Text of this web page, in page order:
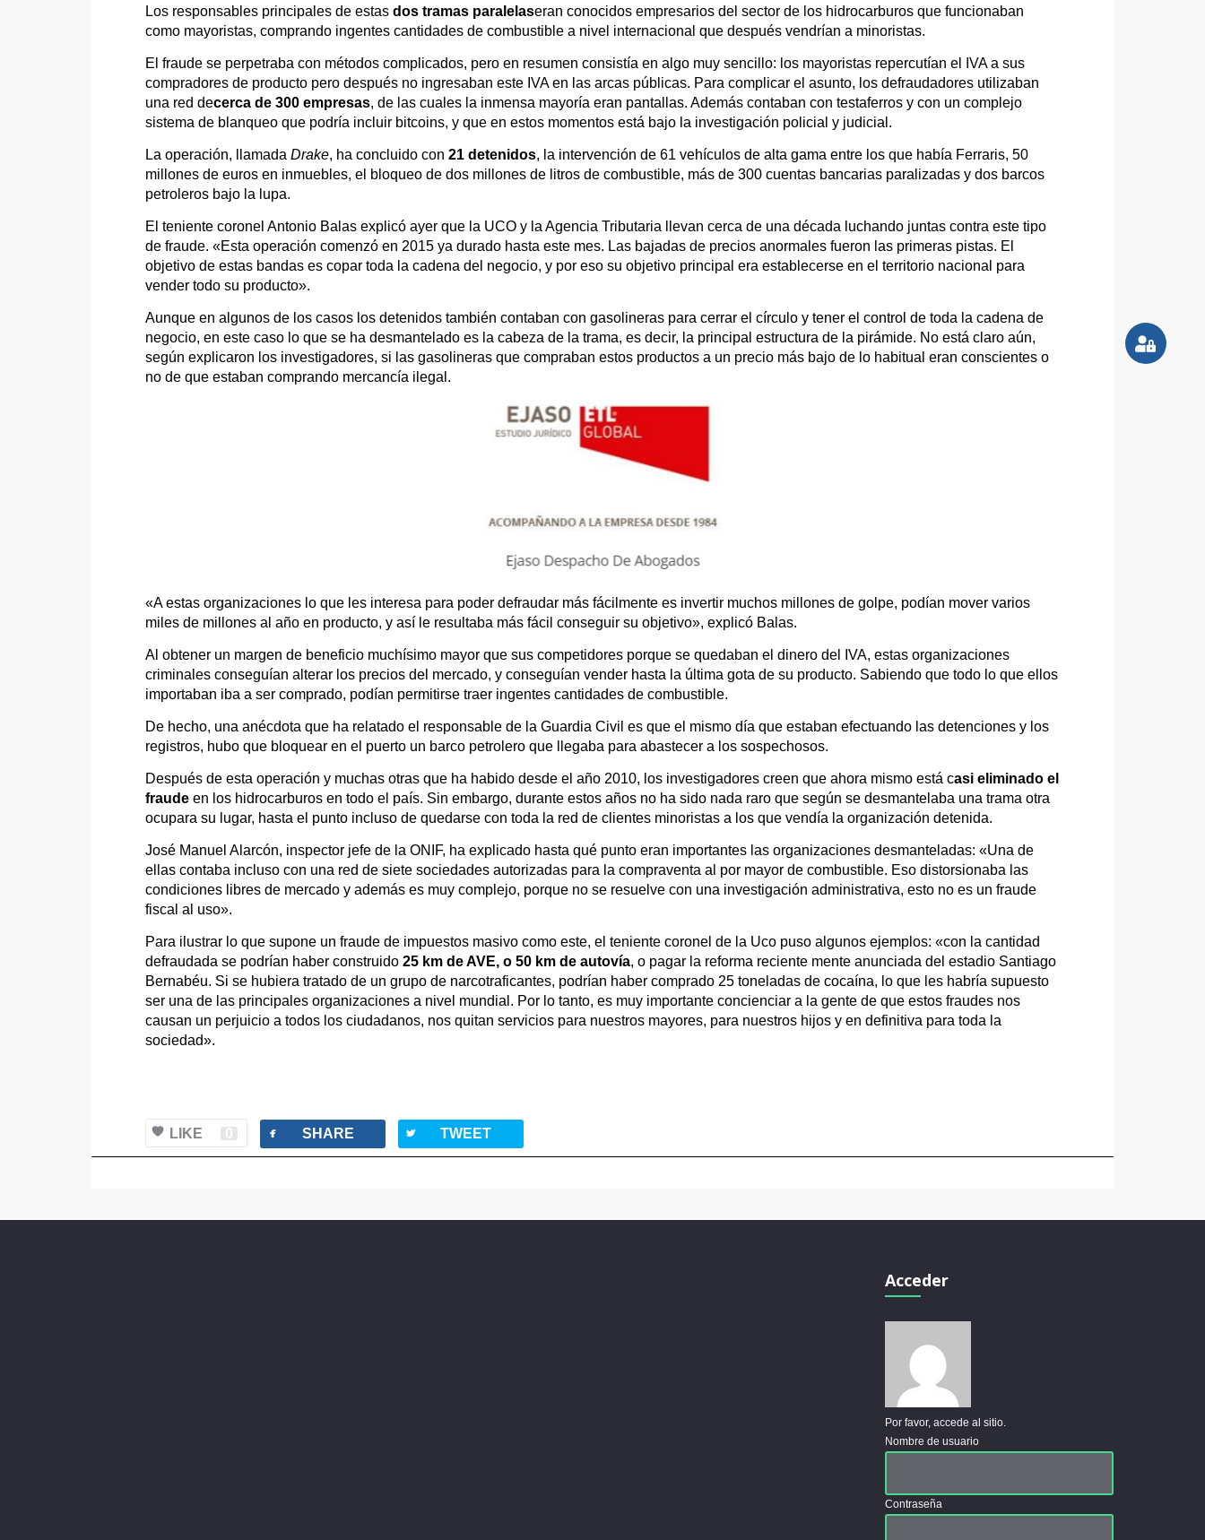
Los responsables principales de estas dos tramas paralelaseran conocidos empresarios del sector de los hidrocarburos que funcionaban
como mayoristas, comprando ingentes cantidades de combustible a nivel internacional que después vendrían a minoristas.
El fraude se perpetraba con métodos complicados, pero en resumen consistía en algo muy sencillo: los mayoristas repercutían el IVA a sus
compradores de producto pero después no ingresaban este IVA en las arcas públicas. Para complicar el asunto, los defraudadores utilizaban
una red decerca de 300 empresas, de las cuales la inmensa mayoría eran pantallas. Además contaban con testaferros y con un complejo
sistema de blanqueo que podría incluir bitcoins, y que en estos momentos está bajo la investigación policial y judicial.
La operación, llamada Drake, ha concluido con 21 detenidos, la intervención de 61 vehículos de alta gama entre los que había Ferraris, 50
millones de euros en inmuebles, el bloqueo de dos millones de litros de combustible, más de 300 cuentas bancarias paralizadas y dos barcos
petroleros bajo la lupa.
El teniente coronel Antonio Balas explicó ayer que la UCO y la Agencia Tributaria llevan cerca de una década luchando juntas contra este tipo
de fraude. «Esta operación comenzó en 2015 ya durado hasta este mes. Las bajadas de precios anormales fueron las primeras pistas. El
objetivo de estas bandas es copar toda la cadena del negocio, y por eso su objetivo principal era establecerse en el territorio nacional para
vender todo su producto».
Aunque en algunos de los casos los detenidos también contaban con gasolineras para cerrar el círculo y tener el control de toda la cadena de
negocio, en este caso lo que se ha desmantelado es la cabeza de la trama, es decir, la principal estructura de la pirámide. No está claro aún,
según explicaron los investigadores, si las gasolineras que compraban estos productos a un precio más bajo de lo habitual eran conscientes o
no de que estaban comprando mercancía ilegal.
«A estas organizaciones lo que les interesa para poder defraudar más fácilmente es invertir muchos millones de golpe, podían mover varios
miles de millones al año en producto, y así le resultaba más fácil conseguir su objetivo», explicó Balas.
Al obtener un margen de beneficio muchísimo mayor que sus competidores porque se quedaban el dinero del IVA, estas organizaciones
criminales conseguían alterar los precios del mercado, y conseguían vender hasta la última gota de su producto. Sabiendo que todo lo que ellos
importaban iba a ser comprado, podían permitirse traer ingentes cantidades de combustible.
De hecho, una anécdota que ha relatado el responsable de la Guardia Civil es que el mismo día que estaban efectuando las detenciones y los
registros, hubo que bloquear en el puerto un barco petrolero que llegaba para abastecer a los sospechosos.
Después de esta operación y muchas otras que ha habido desde el año 2010, los investigadores creen que ahora mismo está casi eliminado el
fraude en los hidrocarburos en todo el país. Sin embargo, durante estos años no ha sido nada raro que según se desmantelaba una trama otra
ocupara su lugar, hasta el punto incluso de quedarse con toda la red de clientes minoristas a los que vendía la organización detenida.
José Manuel Alarcón, inspector jefe de la ONIF, ha explicado hasta qué punto eran importantes las organizaciones desmanteladas: «Una de
ellas contaba incluso con una red de siete sociedades autorizadas para la compraventa al por mayor de combustible. Eso distorsionaba las
condiciones libres de mercado y además es muy complejo, porque no se resuelve con una investigación administrativa, esto no es un fraude
fiscal al uso».
Para ilustrar lo que supone un fraude de impuestos masivo como este, el teniente coronel de la Uco puso algunos ejemplos: «con la cantidad
defraudada se podrían haber construido 25 km de AVE, o 50 km de autovía, o pagar la reforma reciente mente anunciada del estadio Santiago
Bernabéu. Si se hubiera tratado de un grupo de narcotraficantes, podrían haber comprado 25 toneladas de cocaína, lo que les habría supuesto
ser una de las principales organizaciones a nivel mundial. Por lo tanto, es muy importante concienciar a la gente de que estos fraudes nos
causan un perjuicio a todos los ciudadanos, nos quitan servicios para nuestros mayores, para nuestros hijos y en definitiva para toda la
sociedad».
LIKE 0 facebook SHARE twitterbird TWEET
Acceder
Por favor, accede al sitio.
Nombre de usuario
Contraseña